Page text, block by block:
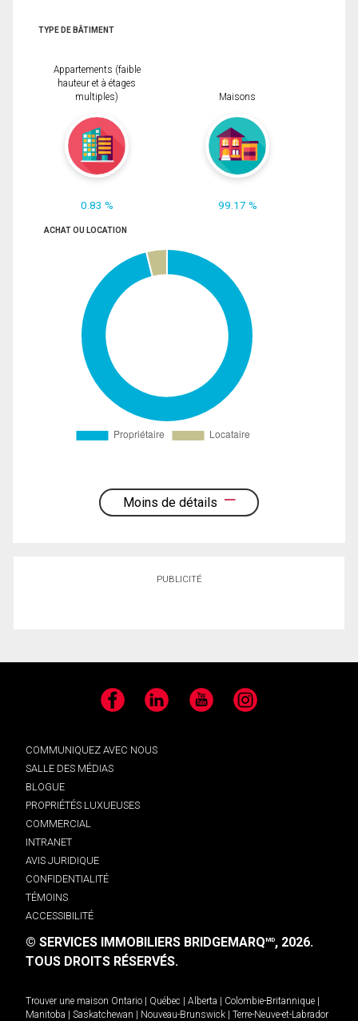
TYPE DE BÂTIMENT
Appartements (faible
hauteur et à étages
multiples)
0.83 %
Maisons
99.17 %
ACHAT OU LOCATION
Moins de détails
PUBLICITÉ
Facebook LinkedIn YouTube Instagram
COMMUNIQUEZ AVEC NOUS
SALLE DES MÉDIAS
BLOGUE
PROPRIÉTÉS LUXUEUSES
COMMERCIAL
INTRANET
AVIS JURIDIQUE
CONFIDENTIALITÉ
TÉMOINS
ACCESSIBILITÉ
© SERVICES IMMOBILIERS BRIDGEMARQMD, 2026.
TOUS DROITS RÉSERVÉS.
Trouver une maison Ontario Québec Alberta Colombie-Britannique
Manitoba
Saskatchewan Nouveau-Brunswick
Terre-Neuve-et-Labrador